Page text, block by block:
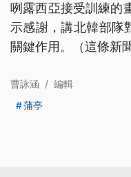
咧露西亞接受訓練的
示感謝，講北韓部隊
關鍵作用。（這條新
曹詠涵 / 編輯
蒲亭